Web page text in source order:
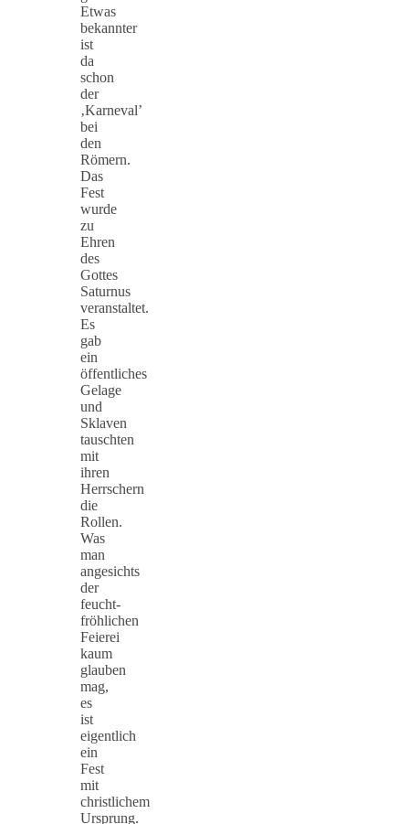
Etwas
bekannter
ist
da
schon
der
‚Karneval’
bei
den
Römern.
Das
Fest
wurde
zu
Ehren
des
Gottes
Saturnus
veranstaltet.
Es
gab
ein
öffentliches
Gelage
und
Sklaven
tauschten
mit
ihren
Herrschern
die
Rollen.
Was
man
angesichts
der
feucht-
fröhlichen
Feierei
kaum
glauben
mag,
es
ist
eigentlich
ein
Fest
mit
christlichem
Ursprung.